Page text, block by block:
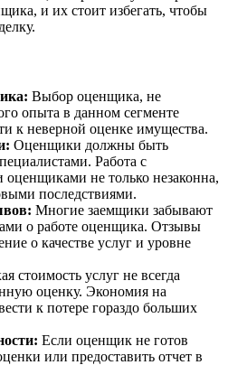
и их стоит избегать, чтобы
Выбор оценщика, не
опыта в данном сегменте
к неверной оценке имущества.
Оценщики должны быть
Работа с
не только незаконна,
последствиями.
Многие заемщики забывают
о работе оценщика. Отзывы
о качестве услуг и уровне
стоимость услуг не всегда
оценку. Экономия на
к потере гораздо больших
Если оценщик не готов
или предоставить отчет в